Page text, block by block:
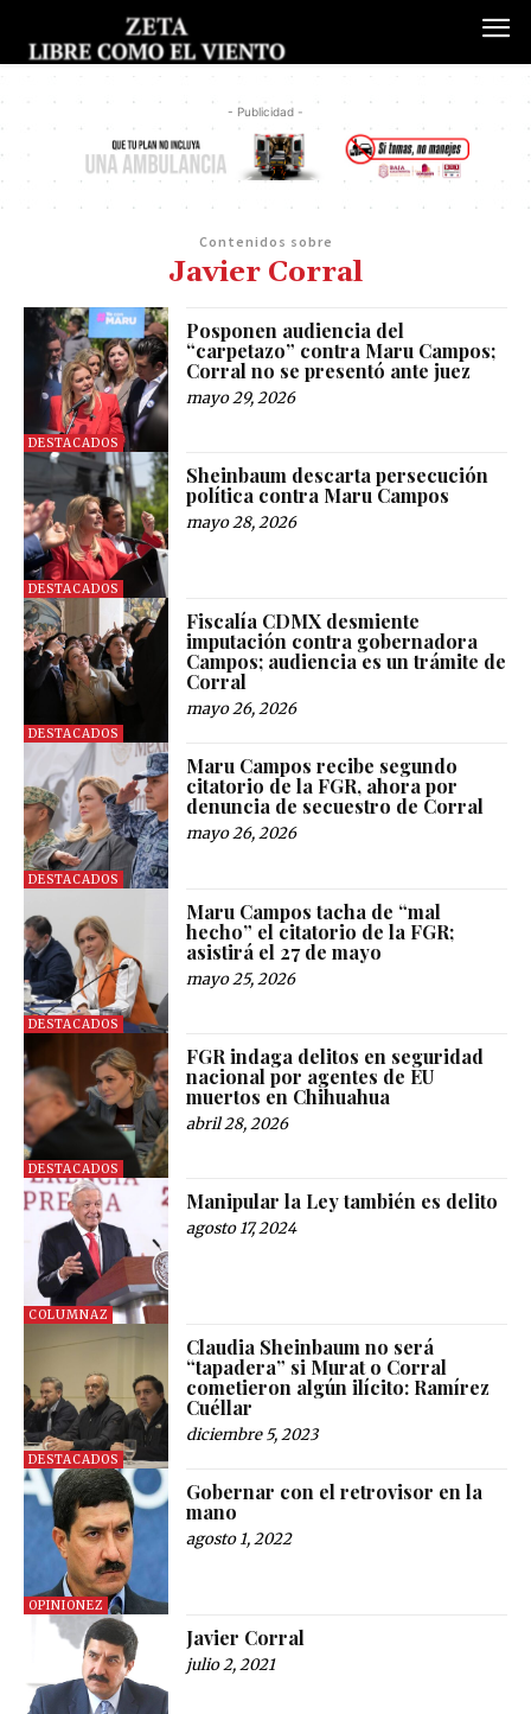
- Publicidad -
Contenidos sobre
Javier Corral
DESTACADOS
Posponen audiencia del
“carpetazo” contra Maru Campos;
Corral no se presentó ante juez
mayo 29, 2026
DESTACADOS
Sheinbaum descarta persecución
política contra Maru Campos
mayo 28, 2026
DESTACADOS
Fiscalía CDMX desmiente
imputación contra gobernadora
Campos; audiencia es un trámite de
Corral
mayo 26, 2026
DESTACADOS
Maru Campos recibe segundo
citatorio de la FGR, ahora por
denuncia de secuestro de Corral
mayo 26, 2026
DESTACADOS
Maru Campos tacha de “mal
hecho” el citatorio de la FGR;
asistirá el 27 de mayo
mayo 25, 2026
DESTACADOS
FGR indaga delitos en seguridad
nacional por agentes de EU
muertos en Chihuahua
abril 28, 2026
COLUMNAZ
Manipular la Ley también es delito
agosto 17, 2024
DESTACADOS
Claudia Sheinbaum no será
“tapadera” si Murat o Corral
cometieron algún ilícito: Ramírez
Cuéllar
diciembre 5, 2023
OPINIONEZ
Gobernar con el retrovisor en la
mano
agosto 1, 2022
Javier Corral
julio 2, 2021